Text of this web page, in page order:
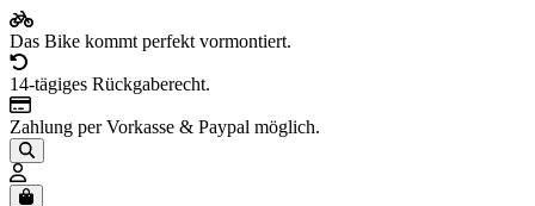
Das Bike kommt perfekt vormontiert.
14-tägiges Rückgaberecht.
Zahlung per Vorkasse & Paypal möglich.
Artikel im Warenkorb, Warenkorb anzeigen